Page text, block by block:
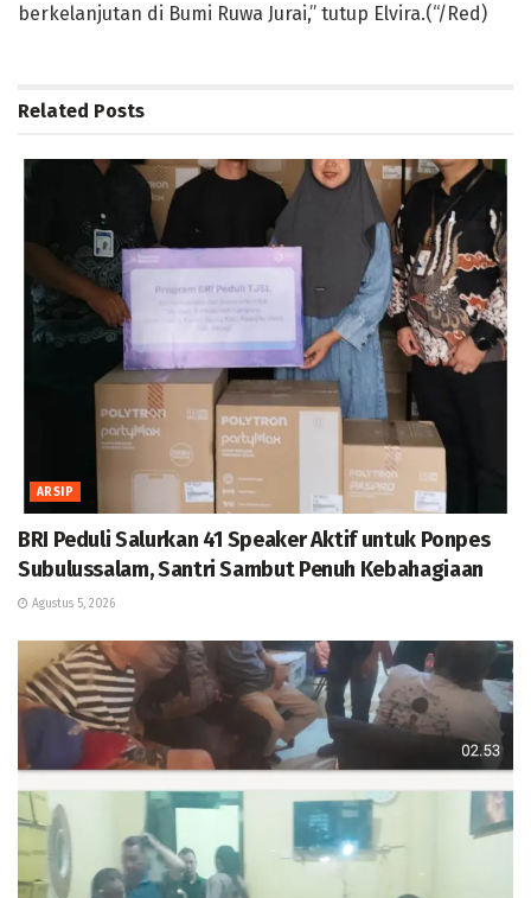
berkelanjutan di Bumi Ruwa Jurai,” tutup Elvira.(“/Red)
Related Posts
ARSIP
BRI Peduli Salurkan 41 Speaker Aktif untuk Ponpes
Subulussalam, Santri Sambut Penuh Kebahagiaan
Agustus 5, 2026